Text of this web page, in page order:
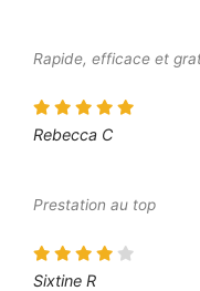
Rapide, efficace et
Rebecca C
Prestation au top
Sixtine R